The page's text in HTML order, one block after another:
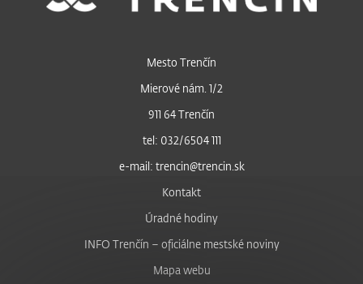
Mesto Trenčín
Mierové nám. 1/2
911 64 Trenčín
tel: 032/6504 111
e-mail: trencin@trencin.sk
Kontakt
Úradné hodiny
INFO Trenčín – oficiálne mestské noviny
Mapa webu